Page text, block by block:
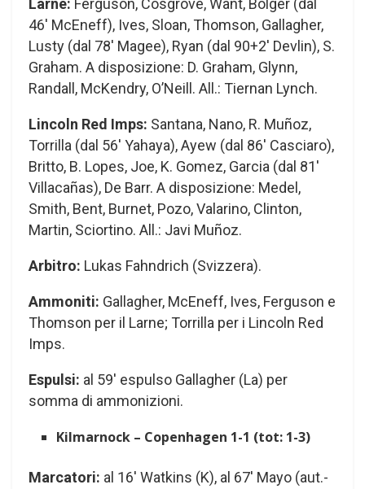
Larne: Ferguson, Cosgrove, Want, Bolger (dal
46′ McEneff), Ives, Sloan, Thomson, Gallagher,
Lusty (dal 78′ Magee), Ryan (dal 90+2′ Devlin), S.
Graham. A disposizione: D. Graham, Glynn,
Randall, McKendry, O’Neill. All.: Tiernan Lynch.
Lincoln Red Imps: Santana, Nano, R. Muñoz,
Torrilla (dal 56′ Yahaya), Ayew (dal 86′ Casciaro),
Britto, B. Lopes, Joe, K. Gomez, Garcia (dal 81′
Villacañas), De Barr. A disposizione: Medel,
Smith, Bent, Burnet, Pozo, Valarino, Clinton,
Martin, Sciortino. All.: Javi Muñoz.
Arbitro: Lukas Fahndrich (Svizzera).
Ammoniti: Gallagher, McEneff, Ives, Ferguson e
Thomson per il Larne; Torrilla per i Lincoln Red
Imps.
Espulsi: al 59′ espulso Gallagher (La) per
somma di ammonizioni.
Kilmarnock – Copenhagen 1-1 (tot: 1-3)
Marcatori: al 16′ Watkins (K), al 67′ Mayo (aut.-